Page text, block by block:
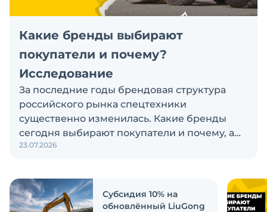
Какие бренды выбирают
покупатели и почему?
Исследование
За последние годы брендовая структура
российского рынка спецтехники
существенно изменилась. Какие бренды
сегодня выбирают покупатели и почему, а
также кого считают лидерами рынка?
ответить на эти вопросы
23.07.2026
Субсидия 10% на
обновлённый LiuGong